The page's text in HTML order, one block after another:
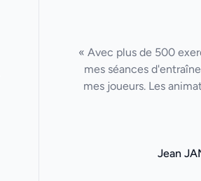
« Avec plus de 500
mes séances
mes joueurs. Les
Jean